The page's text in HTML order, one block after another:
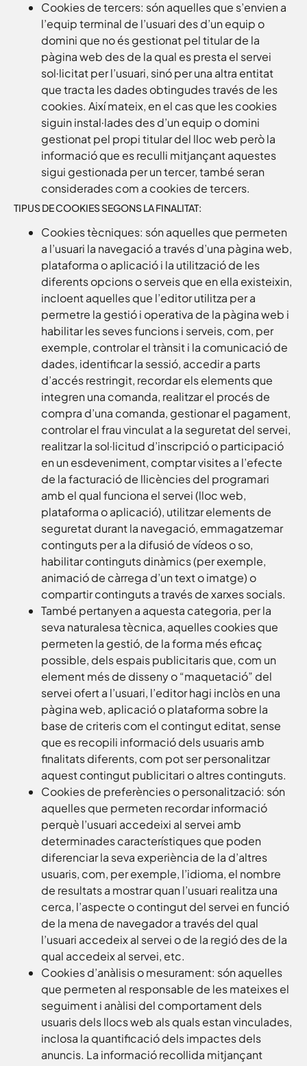
Cookies de tercers: són aquelles que s’envien a
l’equip terminal de l’usuari des d’un equip o
domini que no és gestionat pel titular de la
pàgina web des de la qual es presta el servei
sol·licitat per l’usuari, sinó per una altra entitat
que tracta les dades obtingudes través de les
cookies. Així mateix, en el cas que les cookies
siguin instal·lades des d’un equip o domini
gestionat pel propi titular del lloc web però la
informació que es reculli mitjançant aquestes
sigui gestionada per un tercer, també seran
considerades com a cookies de tercers.
TIPUS DE COOKIES SEGONS LA FINALITAT:
Cookies tècniques: són aquelles que permeten
a l’usuari la navegació a través d’una pàgina web,
plataforma o aplicació i la utilització de les
diferents opcions o serveis que en ella existeixin,
incloent aquelles que l’editor utilitza per a
permetre la gestió i operativa de la pàgina web i
habilitar les seves funcions i serveis, com, per
exemple, controlar el trànsit i la comunicació de
dades, identificar la sessió, accedir a parts
d’accés restringit, recordar els elements que
integren una comanda, realitzar el procés de
compra d’una comanda, gestionar el pagament,
controlar el frau vinculat a la seguretat del servei,
realitzar la sol·licitud d’inscripció o participació
en un esdeveniment, comptar visites a l’efecte
de la facturació de llicències del programari
amb el qual funciona el servei (lloc web,
plataforma o aplicació), utilitzar elements de
seguretat durant la navegació, emmagatzemar
continguts per a la difusió de vídeos o so,
habilitar continguts dinàmics (per exemple,
animació de càrrega d’un text o imatge) o
compartir continguts a través de xarxes socials.
També pertanyen a aquesta categoria, per la
seva naturalesa tècnica, aquelles cookies que
permeten la gestió, de la forma més eficaç
possible, dels espais publicitaris que, com un
element més de disseny o “maquetació” del
servei ofert a l’usuari, l’editor hagi inclòs en una
pàgina web, aplicació o plataforma sobre la
base de criteris com el contingut editat, sense
que es recopili informació dels usuaris amb
finalitats diferents, com pot ser personalitzar
aquest contingut publicitari o altres continguts.
Cookies de preferències o personalització: són
aquelles que permeten recordar informació
perquè l’usuari accedeixi al servei amb
determinades característiques que poden
diferenciar la seva experiència de la d’altres
usuaris, com, per exemple, l’idioma, el nombre
de resultats a mostrar quan l’usuari realitza una
cerca, l’aspecte o contingut del servei en funció
de la mena de navegador a través del qual
l’usuari accedeix al servei o de la regió des de la
qual accedeix al servei, etc.
Cookies d’anàlisis o mesurament: són aquelles
que permeten al responsable de les mateixes el
seguiment i anàlisi del comportament dels
usuaris dels llocs web als quals estan vinculades,
inclosa la quantificació dels impactes dels
anuncis. La informació recollida mitjançant